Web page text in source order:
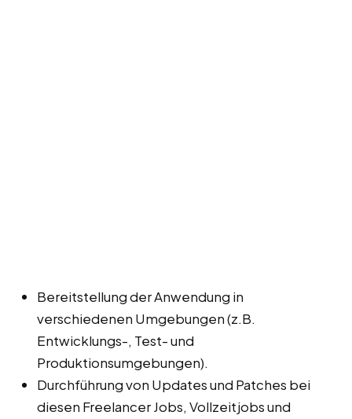
Bereitstellung der Anwendung in
verschiedenen Umgebungen (z.B.
Entwicklungs-, Test- und
Produktionsumgebungen).
Durchführung von Updates und Patches bei
diesen Freelancer Jobs, Vollzeitjobs und